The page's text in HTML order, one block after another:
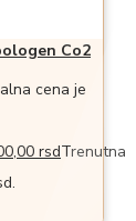
Co2
cena je
rsdTrenutna